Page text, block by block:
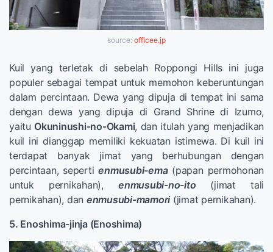
source: officee.jp
Kuil yang terletak di sebelah Roppongi Hills ini juga
populer sebagai tempat untuk memohon keberuntungan
dalam percintaan. Dewa yang dipuja di tempat ini sama
dengan dewa yang dipuja di Grand Shrine di Izumo,
yaitu Okuninushi-no-Okami, dan itulah yang menjadikan
kuil ini dianggap memiliki kekuatan istimewa. Di kuil ini
terdapat banyak jimat yang berhubungan dengan
percintaan, sepertienmusubi-ema(papan permohonan
untuk pernikahan), enmusubi-no-ito (jimat tali
pernikahan), dan enmusubi-mamori(jimat pernikahan).
5. Enoshima-jinja (Enoshima)